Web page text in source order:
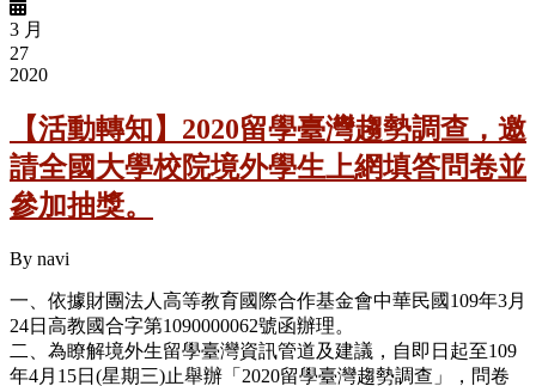
3 月
27
2020
【活動轉知】2020留學臺灣趨勢調查，邀
請全國大學校院境外學生上網填答問卷並
參加抽獎。
By navi
一、依據財團法人高等教育國際合作基金會中華民國109年3月
24日高教國合字第1090000062號函辦理。
二、為瞭解境外生留學臺灣資訊管道及建議，自即日起至109
年4月15日(星期三)止舉辦「2020留學臺灣趨勢調查」，問卷